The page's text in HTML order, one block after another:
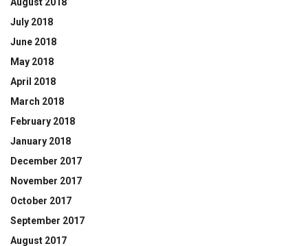
July 2018
June 2018
May 2018
April 2018
March 2018
February 2018
January 2018
December 2017
November 2017
October 2017
September 2017
August 2017